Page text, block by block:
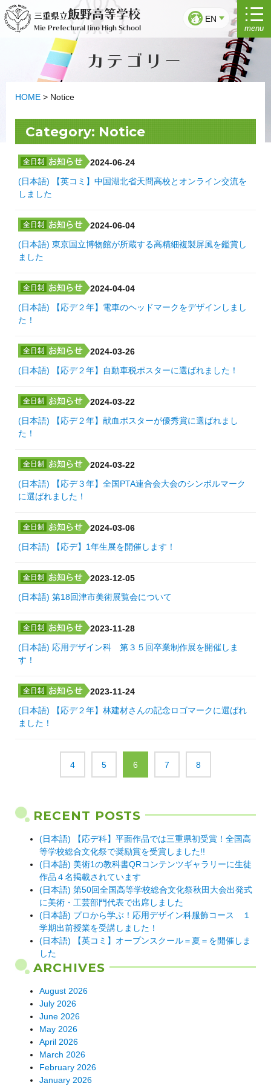
Skip
to
content
三重県立飯野高等学校
Mie Prefectural Iino High School
EN
menu
カテゴリー
HOME > Notice
Category: Notice
2024-06-24
(日本語) 【英コミ】中国湖北省天問高校とオンライン交流を
しました
2024-06-04
(日本語) 東京国立博物館が所蔵する高精細複製屏風を鑑賞し
ました
2024-04-04
(日本語) 【応デ２年】電車のヘッドマークをデザインしまし
た！
2024-03-26
(日本語) 【応デ２年】自動車税ポスターに選ばれました！
2024-03-22
(日本語) 【応デ２年】献血ポスターが優秀賞に選ばれまし
た！
2024-03-22
(日本語) 【応デ３年】全国PTA連合会大会のシンボルマーク
に選ばれました！
2024-03-06
(日本語) 【応デ】1年生展を開催します！
2023-12-05
(日本語) 第18回津市美術展覧会について
2023-11-28
(日本語) 応用デザイン科 第３５回卒業制作展を開催しま
す！
2023-11-24
(日本語) 【応デ２年】林建材さんの記念ロゴマークに選ばれ
ました！
4 5 6 7 8
RECENT POSTS
(日本語) 【応デ科】平面作品では三重県初受賞！全国高
等学校総合文化祭で奨励賞を受賞しました!!
(日本語) 美術1の教科書QRコンテンツギャラリーに生徒
作品４名掲載されています
(日本語) 第50回全国高等学校総合文化祭秋田大会出発式
に美術・工芸部門代表で出席しました
(日本語) プロから学ぶ！応用デザイン科服飾コース １
学期出前授業を受講しました！
(日本語) 【英コミ】オープンスクール＝夏＝を開催しま
した
ARCHIVES
August 2026
July 2026
June 2026
May 2026
April 2026
March 2026
February 2026
January 2026